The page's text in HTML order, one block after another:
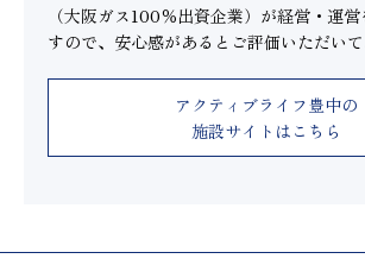
（大阪ガス100％出資企業）が経営・運
すので、安心感があるとご評価いただいて
アクティブライフ豊中の
施設サイトはこちら